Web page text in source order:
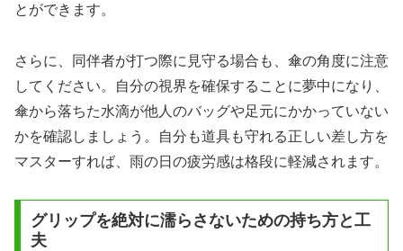
とができます。
さらに、同伴者が打つ際に見守る場合も、傘の角度に注意
してください。自分の視界を確保することに夢中になり、
傘から落ちた水滴が他人のバッグや足元にかかっていない
かを確認しましょう。自分も道具も守れる正しい差し方を
マスターすれば、雨の日の疲労感は格段に軽減されます。
グリップを絶対に濡らさないための持ち方と工
夫